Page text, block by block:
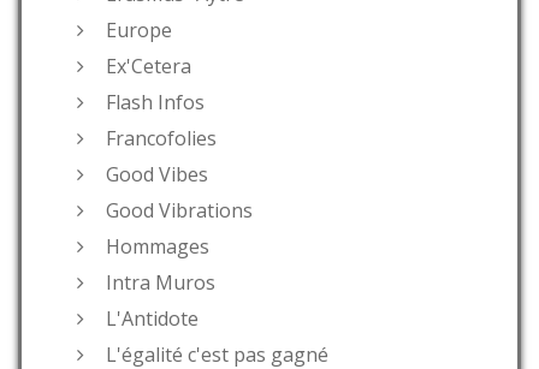
Europe
Ex'Cetera
Flash Infos
Francofolies
Good Vibes
Good Vibrations
Hommages
Intra Muros
L'Antidote
L'égalité c'est pas gagné